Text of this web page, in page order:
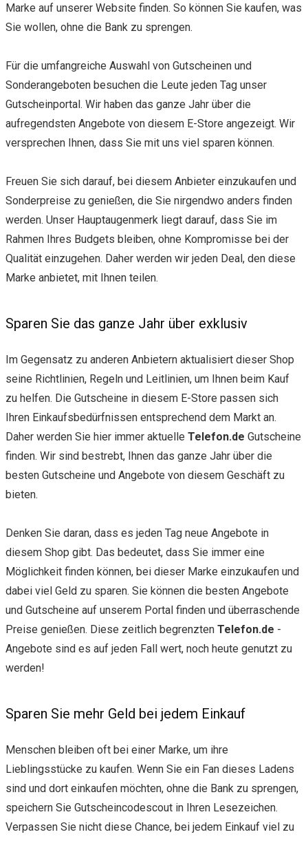
Marke auf unserer Website finden. So können Sie kaufen, was
Sie wollen, ohne die Bank zu sprengen.
Für die umfangreiche Auswahl von Gutscheinen und
Sonderangeboten besuchen die Leute jeden Tag unser
Gutscheinportal. Wir haben das ganze Jahr über die
aufregendsten Angebote von diesem E-Store angezeigt. Wir
versprechen Ihnen, dass Sie mit uns viel sparen können.
Freuen Sie sich darauf, bei diesem Anbieter einzukaufen und
Sonderpreise zu genießen, die Sie nirgendwo anders finden
werden. Unser Hauptaugenmerk liegt darauf, dass Sie im
Rahmen Ihres Budgets bleiben, ohne Kompromisse bei der
Qualität einzugehen. Daher werden wir jeden Deal, den diese
Marke anbietet, mit Ihnen teilen.
Sparen Sie das ganze Jahr über exklusiv
Im Gegensatz zu anderen Anbietern aktualisiert dieser Shop
seine Richtlinien, Regeln und Leitlinien, um Ihnen beim Kauf
zu helfen. Die Gutscheine in diesem E-Store passen sich
Ihren Einkaufsbedürfnissen entsprechend dem Markt an.
Daher werden Sie hier immer aktuelle Telefon.de Gutscheine
finden. Wir sind bestrebt, Ihnen das ganze Jahr über die
besten Gutscheine und Angebote von diesem Geschäft zu
bieten.
Denken Sie daran, dass es jeden Tag neue Angebote in
diesem Shop gibt. Das bedeutet, dass Sie immer eine
Möglichkeit finden können, bei dieser Marke einzukaufen und
dabei viel Geld zu sparen. Sie können die besten Angebote
und Gutscheine auf unserem Portal finden und überraschende
Preise genießen. Diese zeitlich begrenzten Telefon.de -
Angebote sind es auf jeden Fall wert, noch heute genutzt zu
werden!
Sparen Sie mehr Geld bei jedem Einkauf
Menschen bleiben oft bei einer Marke, um ihre
Lieblingsstücke zu kaufen. Wenn Sie ein Fan dieses Ladens
sind und dort einkaufen möchten, ohne die Bank zu sprengen,
speichern Sie Gutscheincodescout in Ihren Lesezeichen.
Verpassen Sie nicht diese Chance, bei jedem Einkauf viel zu